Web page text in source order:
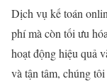
Dịch vụ kế toán
phí mà còn tối ưu
hoạt động hiệu quả
và tận tâm, chúng